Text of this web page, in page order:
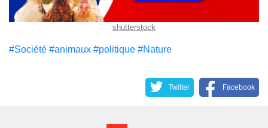
shutterstock
#Société #animaux #politique #Nature
Twitter Facebook